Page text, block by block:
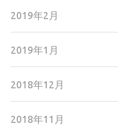
2019年2月
2019年1月
2018年12月
2018年11月